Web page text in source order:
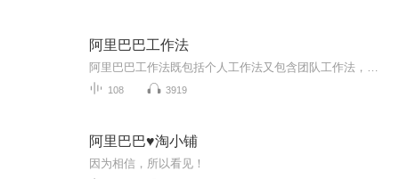
阿里巴巴工作法
108 3919
阿里巴巴♥️淘小铺
因为相信，所以看见！